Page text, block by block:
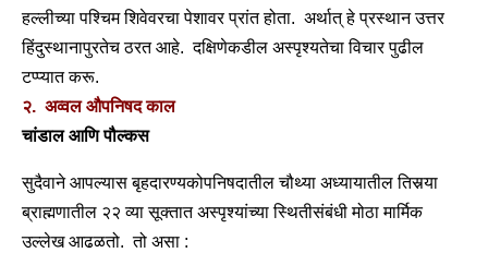
हल्लीच्या पश्चिम शिवेवरचा पेशावर प्रांत होता. अर्थात् हे प्रस्थान उत्तर
हिंदुस्थानापुरतेच ठरत आहे. दक्षिणेकडील अस्पृश्यतेचा विचार पुढील
टप्प्यात करू.
२. अव्वल औपनिषद काल
चांडाल आणि पौल्कस
सुदैवाने आपल्यास बृहदारण्यकोपनिषदातील चौथ्या अध्यायातील तिसर्‍या
ब्राह्मणातील २२ व्या सूक्तात अस्पृश्यांच्या स्थितीसंबंधी मोठा मार्मिक
उल्लेख आढळतो. तो असा :